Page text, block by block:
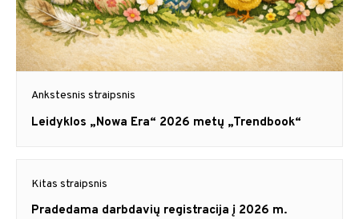
Navigacija
tarp
Ankstesnis straipsnis
Previous
Leidyklos „Nowa Era“ 2026 metų „Trendbook“
Kitas straipsnis
Next
Pradedama darbdavių registracija į 2026 m.